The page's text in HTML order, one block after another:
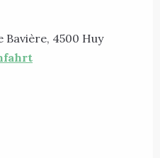
Bavière, 4500 Huy